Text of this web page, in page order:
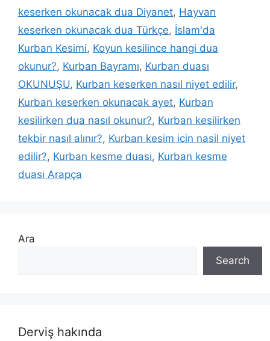
keserken okunacak dua Diyanet, Hayvan
keserken okunacak dua Türkçe, İslam'da
Kurban Kesimi, Koyun kesilince hangi dua
okunur?, Kurban Bayramı, Kurban duası
OKUNUŞU, Kurban keserken nasıl niyet edilir,
Kurban keserken okunacak ayet, Kurban
kesilirken dua nasıl okunur?, Kurban kesilirken
tekbir nasıl alınır?, Kurban kesim icin nasil niyet
edilir?, Kurban kesme duası, Kurban kesme
duası Arapça
Ara
Search
Derviş hakında